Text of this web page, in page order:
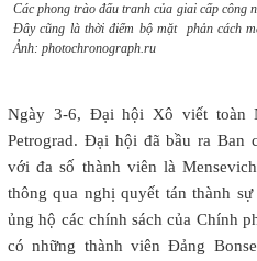
Các phong trào đấu tranh của giai cấp công
Đây cũng là thời điểm bộ mặt phản cách
Ảnh: photochronograph.ru
Ngày 3-6, Đại hội Xô viết toàn
Petrograd. Đại hội đã bầu ra Ban
với đa số thành viên là
thông qua nghị quyết tán thành
ủng hộ các chính sách của Chính
có những thành viên Đảng